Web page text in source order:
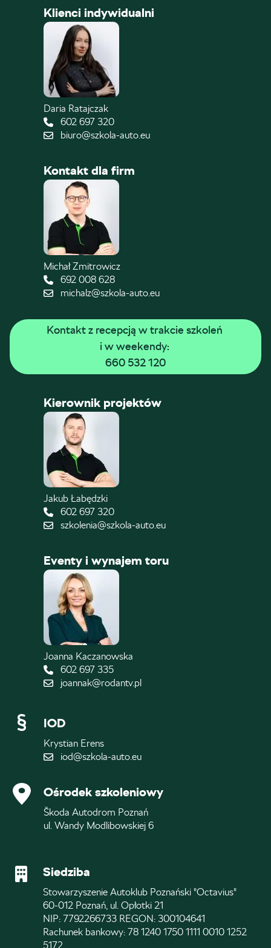
Klienci indywidualni
Daria Ratajczak
602 697 320
biuro@szkola-auto.eu
Kontakt dla firm
Michał Zmitrowicz
692 008 628
michalz@szkola-auto.eu
Kontakt z recepcją w trakcie szkoleń
i w weekendy:
660 532 120
Kierownik projektów
Jakub Łabędzki
602 697 320
szkolenia@szkola-auto.eu
Eventy i wynajem toru
Joanna Kaczanowska
602 697 335
joannak@rodantv.pl
IOD
Krystian Erens
iod@szkola-auto.eu
Ośrodek szkoleniowy
Škoda Autodrom Poznań
ul. Wandy Modlibowskiej 6
Siedziba
Stowarzyszenie Autoklub Poznański "Octavius"
60-012 Poznań, ul. Opłotki 21
NIP: 7792266733 REGON: 300104641
Rachunek bankowy: 78 1240 1750 1111 0010 1252
5172